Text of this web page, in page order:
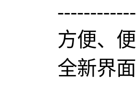
------------
方便、
全新界